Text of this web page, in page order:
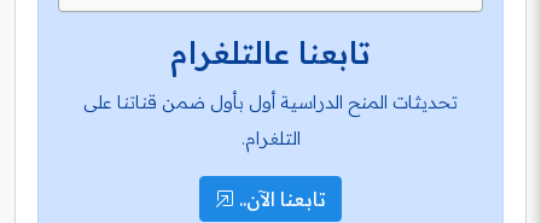
تابعنا عالتلغرام
تحديثات المنح الدراسية أول بأول ضمن قناتنا على
التلغرام.
تابعنا الآن..